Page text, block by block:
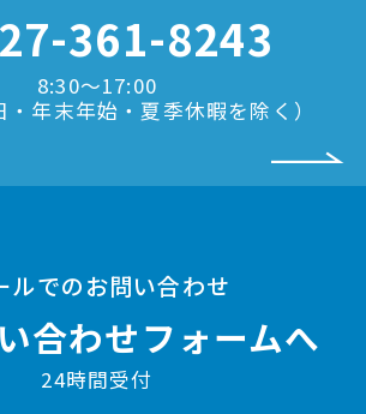
361-8243
8:30〜17:00
・年末年始・夏季休暇を除く）
ルでのお問い合わせ
合わせフォームへ
24時間受付